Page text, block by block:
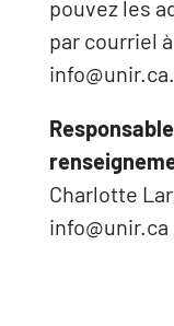
pouvez les
par courriel
info@unir.ca.
Charlotte
info@unir.ca